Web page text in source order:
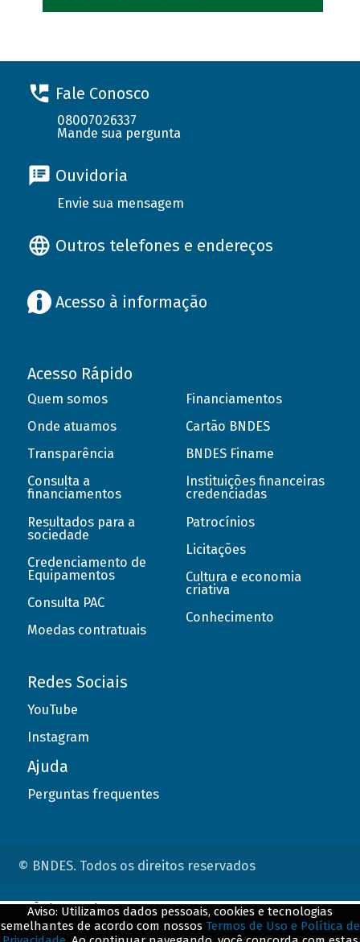
Fale Conosco
08007026337
Mande sua pergunta
Ouvidoria
Envie sua mensagem
Outros telefones e endereços
Acesso à informação
Acesso Rápido
Quem somos
Onde atuamos
Transparência
Consulta a
financiamentos
Resultados para a
sociedade
Credenciamento de
Equipamentos
Consulta PAC
Moedas contratuais
Financiamentos
Cartão BNDES
BNDES Finame
Instituições financeiras
credenciadas
Patrocínios
Licitações
Cultura e economia
criativa
Conhecimento
Redes Sociais
YouTube
Instagram
Ajuda
Perguntas frequentes
© BNDES. Todos os direitos reservados
Aviso: Utilizamos dados pessoais, cookies e tecnologias
semelhantes de acordo com nossos Termos de Uso e Política de
ConteÃºdo complementar
${title}${badge}